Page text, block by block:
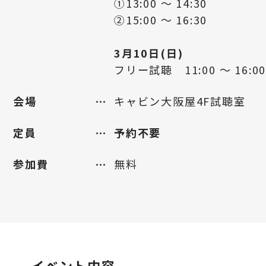
②15:00 ～ 16:30
3月10日(日)
フリー試聴 11:00 ～ 16:00
会場 キャビン大阪屋4F試聴室
定員 予約不要
参加費 無料